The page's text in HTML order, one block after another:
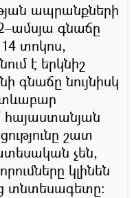
ապրանքների
գնաճը
տոկոս,
է երկնիշ
գնաճը նույնիսկ
հայաստանյան
շատ
չեն,
կլինեն
տնտեսագետը։